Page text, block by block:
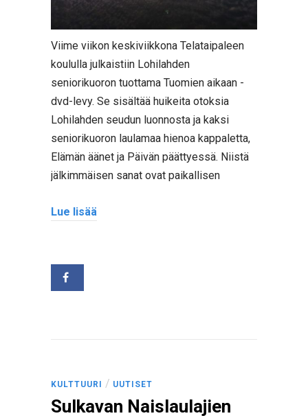
Viime viikon keskiviikkona Telataipaleen
koululla julkaistiin Lohilahden
seniorikuoron tuottama Tuomien aikaan -
dvd-levy. Se sisältää huikeita otoksia
Lohilahden seudun luonnosta ja kaksi
seniorikuoron laulamaa hienoa kappaletta,
Elämän äänet ja Päivän päättyessä. Niistä
jälkimmäisen sanat ovat paikallisen
Lue lisää
KULTTUURI / UUTISET
Sulkavan Naislaulajien